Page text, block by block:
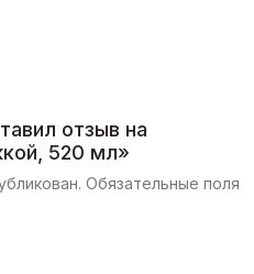
отзыв на
520 мл»
Обязательные поля